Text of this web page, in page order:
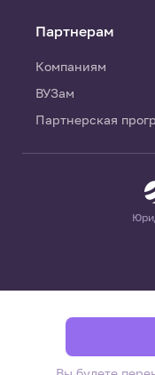
Партнерам
Компаниям
ВУЗам
Партнерская